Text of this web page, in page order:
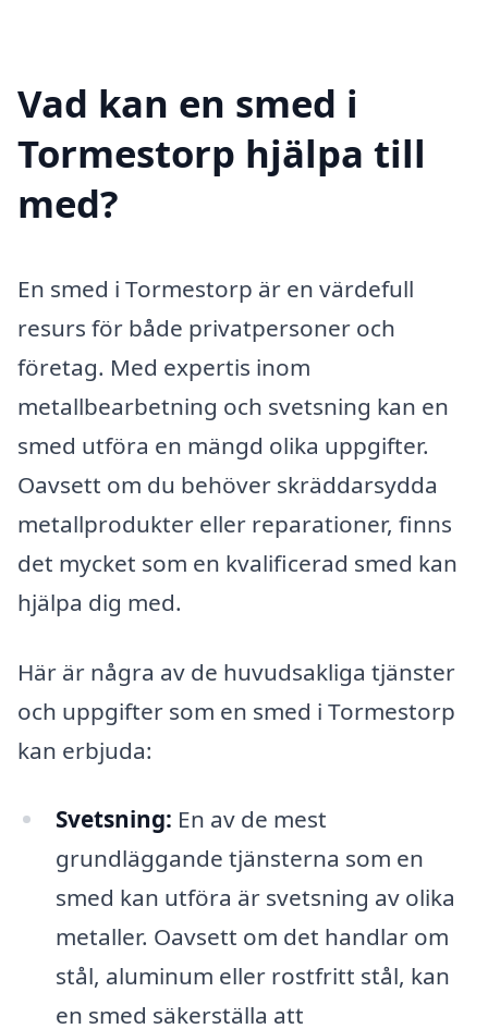
Vad kan en smed i
Tormestorp hjälpa till
med?
En smed i Tormestorp är en värdefull
resurs för både privatpersoner och
företag. Med expertis inom
metallbearbetning och svetsning kan en
smed utföra en mängd olika uppgifter.
Oavsett om du behöver skräddarsydda
metallprodukter eller reparationer, finns
det mycket som en kvalificerad smed kan
hjälpa dig med.
Här är några av de huvudsakliga tjänster
och uppgifter som en smed i Tormestorp
kan erbjuda:
Svetsning: En av de mest
grundläggande tjänsterna som en
smed kan utföra är svetsning av olika
metaller. Oavsett om det handlar om
stål, aluminum eller rostfritt stål, kan
en smed säkerställa att